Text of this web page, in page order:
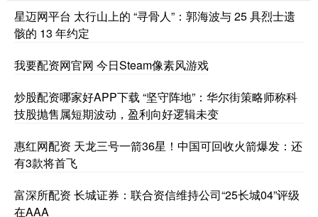
星迈网平台 太行山上的 “寻骨人”：郭海波与 25 具烈士遗
骸的 13 年约定
我要配资网官网 今日Steam像素风游戏
炒股配资哪家好APP下载 “坚守阵地”：华尔街策略师称科
技股抛售属短期波动，盈利向好逻辑未变
惠红网配资 天龙三号一箭36星！中国可回收火箭爆发：还
有3款将首飞
富深所配资 长城证券：联合资信维持公司“25长城04”评级
在AAA